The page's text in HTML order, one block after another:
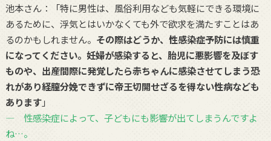
池本さん：「特に男性は、風俗利用なども気軽にできる環境に
あるために、浮気とはいかなくても外で欲求を満たすことはあ
るのかもしれません。 その際はどうか、性感染症予防には慎重
になってください。妊婦が感染すると、胎児に悪影響を及ぼす
ものや、出産間際に発覚したら赤ちゃんに感染させてしまう恐
れがあり経膣分娩できずに帝王切開せざるを得ない性病なども
あります」
― 性感染症によって、子どもにも影響が出てしまうんですよ
ね…。